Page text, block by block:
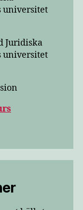
universitet
Juridiska
universitet